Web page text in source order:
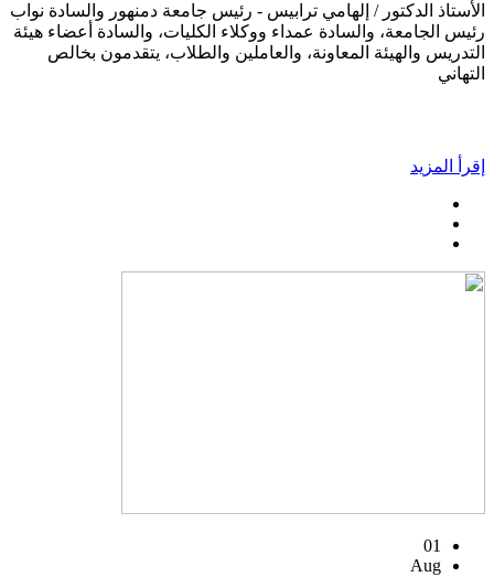
الأستاذ الدكتور / إلهامي ترابيس - رئيس جامعة دمنهور والسادة نواب
رئيس الجامعة، والسادة عمداء ووكلاء الكليات، والسادة أعضاء هيئة
التدريس والهيئة المعاونة، والعاملين والطلاب، يتقدمون بخالص
التهاني
إقرأ المزيد
01
Aug